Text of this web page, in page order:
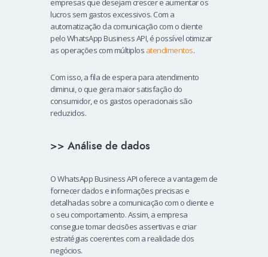
empresas que desejam crescer e aumentar os
lucros sem gastos excessivos. Com a
automatização da comunicação com o cliente
pelo WhatsApp Business API, é possível otimizar
as operações com múltiplos atendimentos.
Com isso, a fila de espera para atendimento
diminui, o que gera maior satisfação do
consumidor, e os gastos operacionais são
reduzidos.
>> Análise de dados
O WhatsApp Business API oferece a vantagem de
fornecer dados e informações precisas e
detalhadas sobre a comunicação com o cliente e
o seu comportamento. Assim, a empresa
consegue tomar decisões assertivas e criar
estratégias coerentes com a realidade dos
negócios.